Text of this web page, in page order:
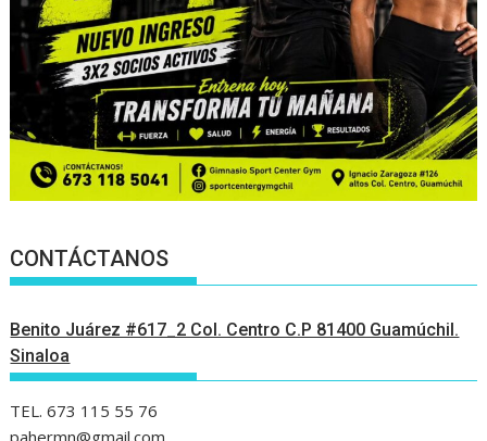
CONTÁCTANOS
Benito Juárez #617_2 Col. Centro C.P 81400 Guamúchil.
Sinaloa
TEL. 673 115 55 76
pahermn@gmail.com